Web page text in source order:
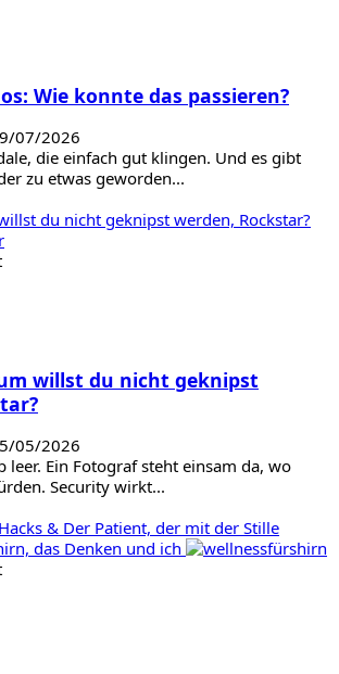
Wie konnte das passieren?
07/2026
die einfach gut klingen. Und es gibt
zu etwas geworden...
du nicht geknipst werden, Rockstar?
willst du nicht geknipst
05/2026
leer. Ein Fotograf steht einsam da, wo
Security wirkt...
& Der Patient, der mit der Stille
das Denken und ich